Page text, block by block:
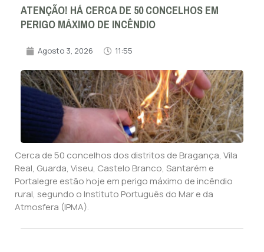
ATENÇÃO! HÁ CERCA DE 50 CONCELHOS EM
PERIGO MÁXIMO DE INCÊNDIO
Agosto 3, 2026 11:55
Cerca de 50 concelhos dos distritos de Bragança, Vila
Real, Guarda, Viseu, Castelo Branco, Santarém e
Portalegre estão hoje em perigo máximo de incêndio
rural, segundo o Instituto Português do Mar e da
Atmosfera (IPMA).